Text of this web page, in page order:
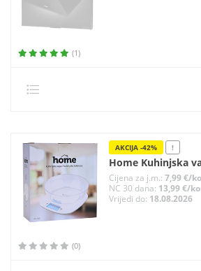
(1)
AKCIJA -42% !
Home Kuhinjska
Cijena za j.m.: 7,99 €/
NC 30 dana: 13,99 €/
Vrijedi do: 18.08.2026
(0)